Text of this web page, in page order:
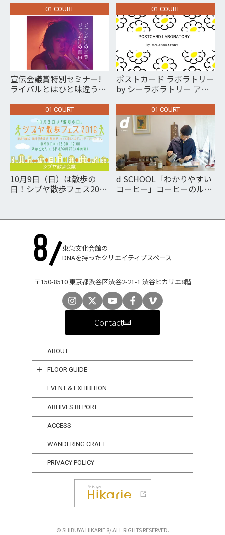
PLANETS渋谷セカンドス
テージvol.14
01 COURT
宣伝会議賞特別セミナー!
ライバルとはひと味違う、
する」コピー
01 COURT
ポストカード ラボラトリー
by シーラボラトリー アー
カード展示販売会
POSTCARD LABORATORY
by C/LABORATORY
01 COURT
10月9日（日）は散歩の
日！シブヤ散歩フェス2016
コンテンツいろいろ。
01 COURT
d SCHOOL「わかりやすい
コーヒー」コーヒーのルー
東急文化会館の
DNAを持ったクリエイティブスペース
〒150-8510 東京都渋谷区渋谷2-21-1 渋谷ヒカリエ8階
Contact
ABOUT
FLOOR GUIDE
EVENT & EXHIBITION
ARHIVES REPORT
ACCESS
WANDERING CRAFT
PRIVACY POLICY
© SHIBUYA HIKARIE 8/ ALL RIGHTS RESERVED.